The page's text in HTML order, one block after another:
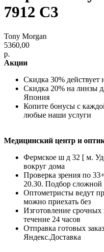
7912 C3
Tony Morgan
5360,00
р.
Акции
Скидка 30% действует
Скидка 20% на линзы
Япония
Копите бонусы с
любые наши услуги
Медицинский центр и
Фермское ш д 32 [ м.
вокруг дома
Проверка зрения по
20.30. Подбор сложной
Оптометристы ведут
можно приехать без
Изготовление срочных
течение 24 часов
Отправка готовых
Яндекс.Доставка